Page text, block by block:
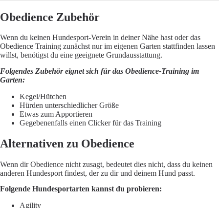
Obedience Zubehör
Wenn du keinen Hundesport-Verein in deiner Nähe hast oder das
Obedience Training zunächst nur im eigenen Garten stattfinden lassen
willst, benötigst du eine geeignete Grundausstattung.
Folgendes Zubehör eignet sich für das Obedience-Training im
Garten:
Kegel/Hütchen
Hürden unterschiedlicher Größe
Etwas zum Apportieren
Gegebenenfalls einen Clicker für das Training
Alternativen zu Obedience
Wenn dir Obedience nicht zusagt, bedeutet dies nicht, dass du keinen
anderen Hundesport findest, der zu dir und deinem Hund passt.
Folgende Hundesportarten kannst du probieren:
Agility